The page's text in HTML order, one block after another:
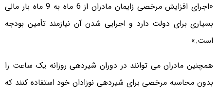
«اجرای افزایش مرخصی زایمان مادران از 6 ماه به 9 ماه بار مالی
بسیاری برای دولت دارد و اجرایی شدن آن نیازمند تأمین بودجه
است.»
همچنین مادران می توانند در دوران شیردهی روزانه یک ساعت را
بدون محاسبه مرخصی برای شیردهی نوزادان خود استفاده کنند که